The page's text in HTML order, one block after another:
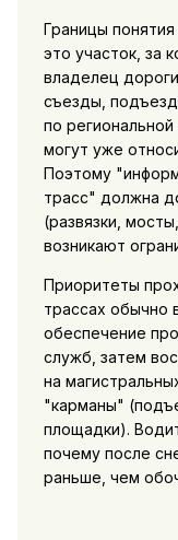
Границы
это участок, за
владелец
съезды,
по
могут уже
Поэтому
трасс" должна
(развязки,
возникают
Приоритеты
трассах обычно
обеспечение
служб, затем
на
"карманы"
площадки).
почему после
раньше, чем